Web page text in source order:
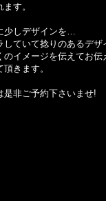
す。
少しデザインを…
していて捻りのあるデザ
のイメージを伝えてお伝
きます。
是非ご予約下さいませ!